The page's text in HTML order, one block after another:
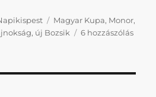
Címke
Magyar Kupa, Monor,
, új Bozsik 6 hozzászólás